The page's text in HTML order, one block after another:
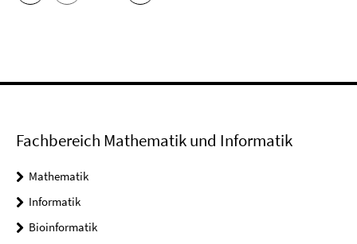
Fachbereich Mathematik und Informatik
Mathematik
Informatik
Bioinformatik